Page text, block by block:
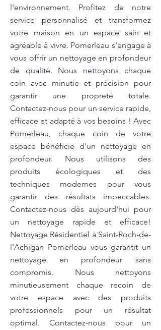
l'environnement. Profitez de notre
service personnalisé et transformez
votre maison en un espace sain et
agréable à vivre. Pomerleau s'engage à
vous offrir un nettoyage en profondeur
de qualité. Nous nettoyons chaque
coin avec minutie et précision pour
garantir une propreté totale.
Contactez-nous pour un service rapide,
efficace et adapté à vos besoins ! Avec
Pomerleau, chaque coin de votre
espace bénéficie d'un nettoyage en
profondeur. Nous utilisons des
produits écologiques et des
techniques modernes pour vous
garantir des résultats impeccables.
Contactez-nous dès aujourd'hui pour
un nettoyage rapide et efficace!
Nettoyage Résidentiel à Saint-Roch-de-
l'Achigan Pomerleau vous garantit un
nettoyage en profondeur sans
compromis. Nous nettoyons
minutieusement chaque recoin de
votre espace avec des produits
professionnels pour un résultat
optimal. Contactez-nous pour un